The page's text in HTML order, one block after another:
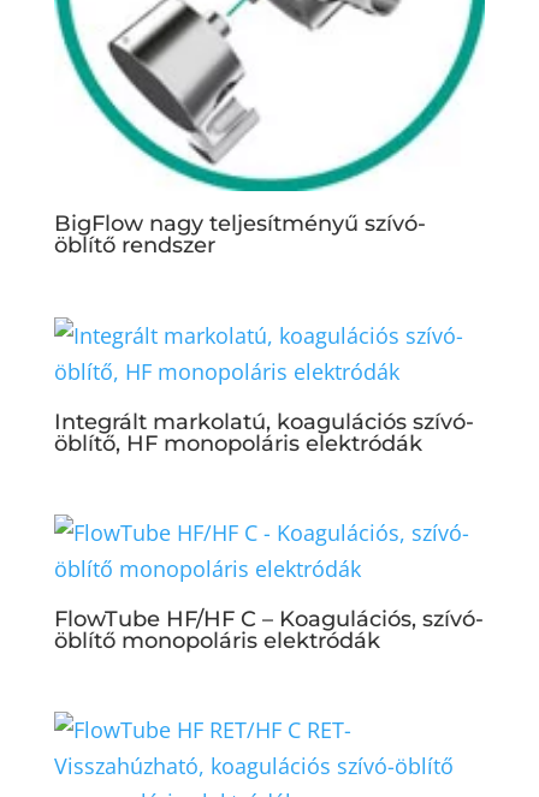
BigFlow nagy teljesítményű szívó-
öblítő rendszer
Integrált markolatú, koagulációs szívó-
öblítő, HF monopoláris elektródák
FlowTube HF/HF C – Koagulációs, szívó-
öblítő monopoláris elektródák